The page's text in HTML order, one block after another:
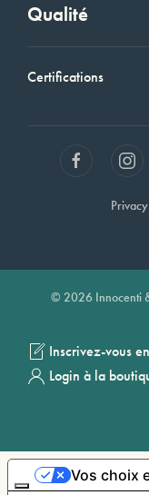
Qualité
Certifications
© 2026 Innocenti
Inscrivez-vous
Login à la
Vos choix